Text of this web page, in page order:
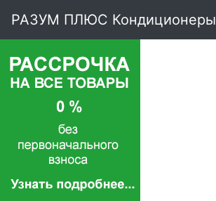
РАЗУМ ПЛЮС Кондиционеры